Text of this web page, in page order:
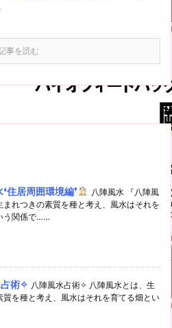
事を読む
❛住居周囲環境編❜
八陣風水 『八陣風
まれつきの素質を種と考え、風水はそれを
う関係で……
術✧ 八陣風水占術✧ 八陣風水とは、生
質を種と考え、風水はそれを育てる畑とい